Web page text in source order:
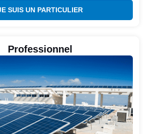
SUIS UN PARTICULIER
Professionnel